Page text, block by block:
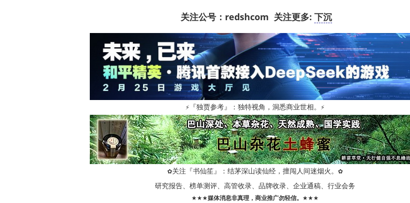
关注公号：redshcom 关注更多: 下沉
⚡ 『独贾参考』：独特视角，洞悉商业世相。 ⚡
✿关注『书仙笙』：结茅深山读仙经，擅闯人间迷烟火。 ✿
研究报告、榜单测评、高管收录、品牌收录、企业通稿、行业会务
★★★媒体消息非真理，商业推广勿轻信。 ★★★